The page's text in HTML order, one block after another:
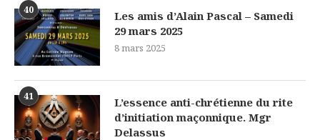
40
Les amis d’Alain Pascal – Samedi
29 mars 2025
8 mars 2025
41
L’essence anti-chrétienne du rite
d’initiation maçonnique. Mgr
Delassus